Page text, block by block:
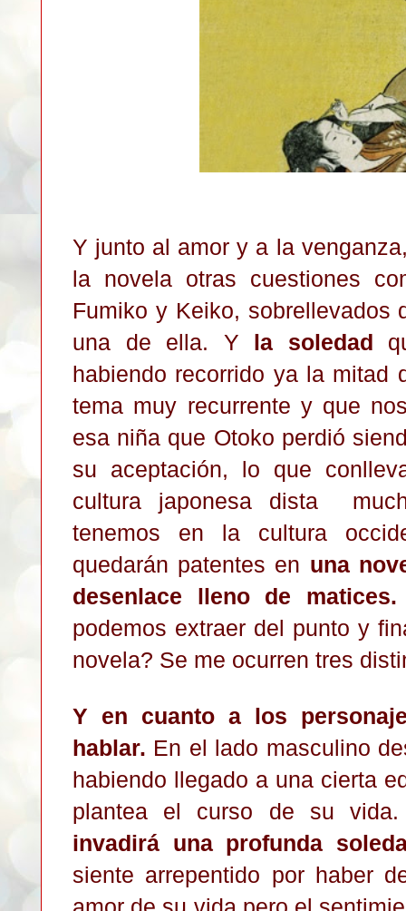
Y junto al amor y a la
la novela otras cuestiones
Fumiko y Keiko, sobrellevados
una de ella. Y la soledad
habiendo recorrido ya la
tema muy recurrente y que
esa niña que Otoko perdió
su aceptación, lo que
cultura japonesa dista
tenemos en la cultura
quedarán patentes en una
desenlace lleno de matices.
podemos extraer del punto y
novela? Se me ocurren tres
Y en cuanto a los
hablar. En el lado masculino
habiendo llegado a una cierta
plantea el curso de su
invadirá una profunda
siente arrepentido por haber